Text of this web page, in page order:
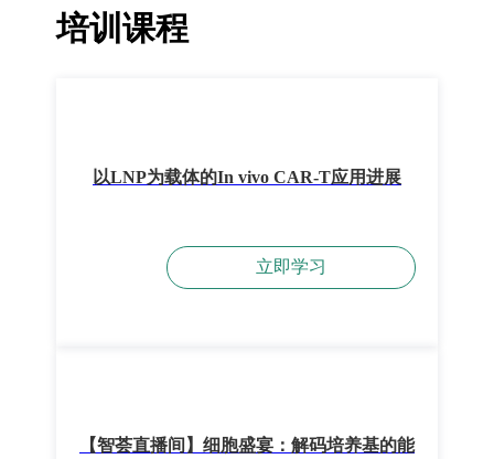
培训课程
以LNP为载体的In vivo CAR-T应用进展
立即学习
【智荟直播间】细胞盛宴：解码培养基的能